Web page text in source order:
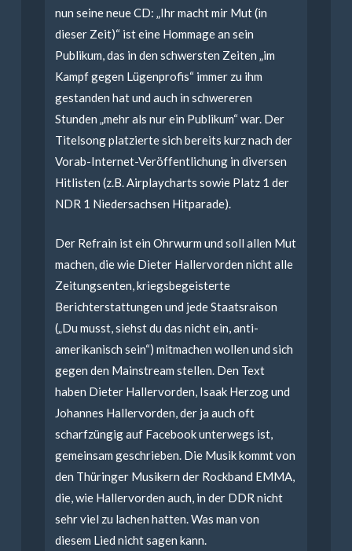
nun seine neue CD: „Ihr macht mir Mut (in
dieser Zeit)“ ist eine Hommage an sein
Publikum, das in den schwersten Zeiten „im
Kampf gegen Lügenprofis“ immer zu ihm
gestanden hat und auch in schwereren
Stunden „mehr als nur ein Publikum“ war. Der
Titelsong platzierte sich bereits kurz nach der
Vorab-Internet-Veröffentlichung in diversen
Hitlisten (z.B. Airplaycharts sowie Platz 1 der
NDR 1 Niedersachsen Hitparade).
Der Refrain ist ein Ohrwurm und soll allen Mut
machen, die wie Dieter Hallervorden nicht alle
Zeitungsenten, kriegsbegeisterte
Berichterstattungen und jede Staatsraison
(„Du musst, siehst du das nicht ein, anti-
amerikanisch sein“) mitmachen wollen und sich
gegen den Mainstream stellen. Den Text
haben Dieter Hallervorden, Isaak Herzog und
Johannes Hallervorden, der ja auch oft
scharfzüngig auf Facebook unterwegs ist,
gemeinsam geschrieben. Die Musik kommt von
den Thüringer Musikern der Rockband EMMA,
die, wie Hallervorden auch, in der DDR nicht
sehr viel zu lachen hatten. Was man von
diesem Lied nicht sagen kann.